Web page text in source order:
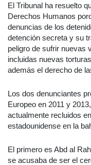
El Tribunal ha resuelto
Derechos Humanos
denuncias de los
detención secreta y su
peligro de sufrir nuevas
incluidas nuevas
además el derecho de
Los dos denunciantes
Europeo en 2011 y
actualmente recluidos
estadounidense en la
El primero es Abd al
se acusaba de ser el